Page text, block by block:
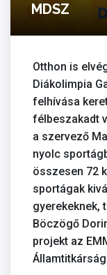
MDSZ
Otthon is
Diákolimpia
felhívása
félbeszakadt
a szervező
nyolc
összesen 72
sportágak
gyerekeknek,
Böczögő
projekt az